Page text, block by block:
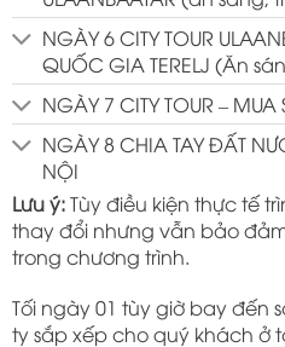
NGÀY 6 CITY TOUR
QUỐC GIA TERELJ (Ăn
NGÀY 7 CITY TOUR –
NGÀY 8 CHIA TAY ĐẤT
NỘI
Lưu ý:Tùy điều kiện thực tế
thay đổi nhưng vẫn bảo
trong chương trình.
Tối ngày 01 tùy giờ bay đến
ty sắp xếp cho quý khách ở